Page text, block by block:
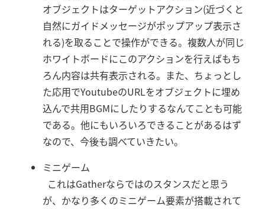
オブジェクトはターゲットアクション(近づくと
自然にガイドメッセージがポップアップ表示さ
れる)を取ることで操作ができる。複数人が同じ
ホワイトボードにこのアクションを行えばもち
ろん内容は共有表示される。また、ちょっとし
た応用でYoutubeのURLをオブジェクトに埋め
込んで共用BGMにしたりするなんてことも可能
である。他にもいろいろできることがあるはず
なので、今後も調べていきたい。
ミニゲーム
これはGatherならではのスタンスだと思う
が、かなり多くのミニゲーム要素が搭載されて